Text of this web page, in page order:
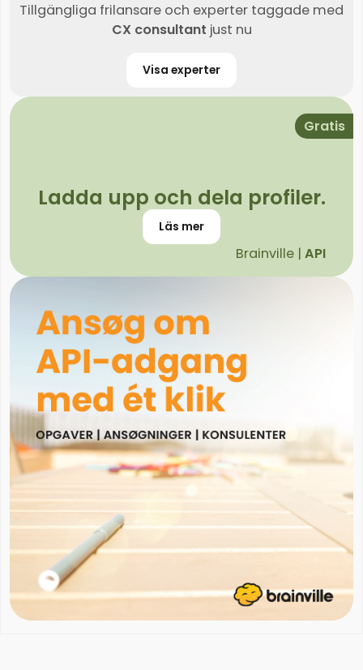
Tillgängliga frilansare och experter taggade med
CX consultant just nu
Visa experter
Gratis
Ladda upp och dela profiler.
Läs mer
Brainville | API